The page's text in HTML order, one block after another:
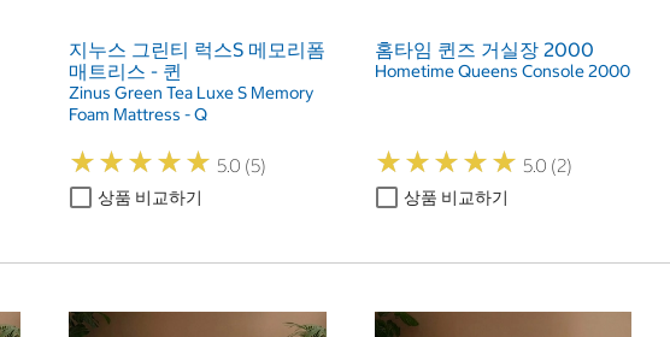
지누스 그린티 럭스S 메모리폼
매트리스 - 퀸
Zinus Green Tea Luxe S Memory
Foam Mattress - Q
★★★★★
★★★★★ 5.0 (5)
상품 비교하기
홈타임 퀸즈 거실장 2000
Hometime Queens Console 2000
★★★★★
★★★★★ 5.0 (2)
상품 비교하기